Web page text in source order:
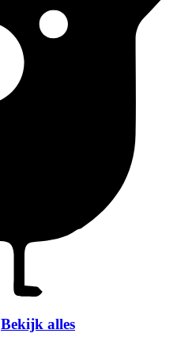
Bekijk alles